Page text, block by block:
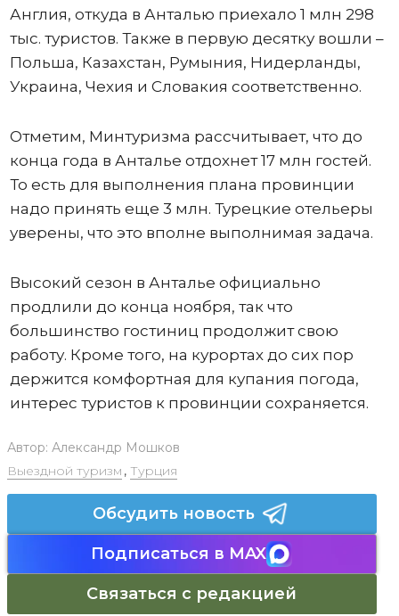
Англия, откуда в Анталью приехало 1 млн 298
тыс. туристов. Также в первую десятку вошли –
Польша, Казахстан, Румыния, Нидерланды,
Украина, Чехия и Словакия соответственно.
Отметим, Минтуризма рассчитывает, что до
конца года в Анталье отдохнет 17 млн гостей.
То есть для выполнения плана провинции
надо принять еще 3 млн. Турецкие отельеры
уверены, что это вполне выполнимая задача.
Высокий сезон в Анталье официально
продлили до конца ноября, так что
большинство гостиниц продолжит свою
работу. Кроме того, на курортах до сих пор
держится комфортная для купания погода,
интерес туристов к провинции сохраняется.
Автор: Александр Мошков
Выездной туризм , Турция
Обсудить новость
Подписаться в MAX
Связаться с редакцией